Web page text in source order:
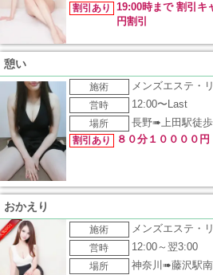
割引あり
19:00時まで 割引キ
円割引
憩い
施術
メンズエステ・
営時
12:00〜Last
場所
長野➠上田駅徒
割引あり
８０分１００００円
おかえり
施術
メンズエステ・
営時
12:00～翌3:00
場所
神奈川➠藤沢駅南